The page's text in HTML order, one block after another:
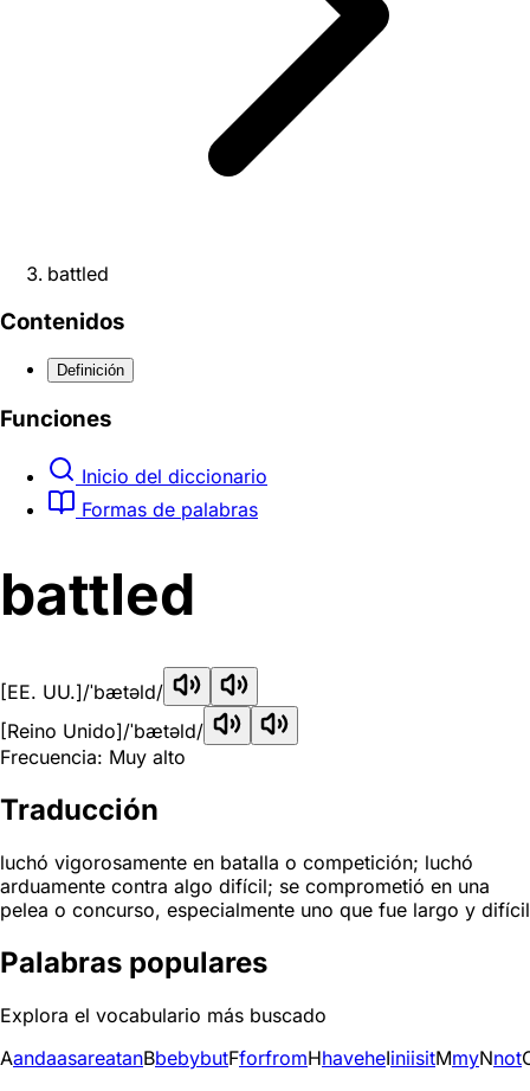
battled
Contenidos
Definición
Funciones
Inicio del diccionario
Formas de palabras
battled
[EE. UU.]/ˈbætəld/
[Reino Unido]/ˈbætəld/
Frecuencia: Muy alto
Traducción
luchó vigorosamente en batalla o competición; luchó
arduamente contra algo difícil; se comprometió en una
pelea o concurso, especialmente uno que fue largo y difícil
Palabras populares
Explora el vocabulario más buscado
AandaasareatanBbebybutFforfromHhaveheIiniisitMmyNnot